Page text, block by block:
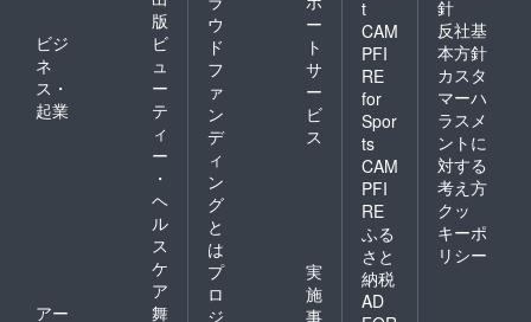
版
ビジ
ネ
ス・
起業
ビ
ュ
ー
テ
ィ
ー
・
ヘ
ル
ス
ケ
ア
アー
舞
ウ
ド
フ
ァ
ン
デ
ィ
ン
グ
と
は
ー
ト
サ
ー
ビ
ス
プ
ロ
ジ
実
施
事
t
CAM
PFI
RE
for
Spor
ts
CAM
PFI
RE
ふる
さと
納税
AD
針
反社基
本方針
カスタ
マーハ
ラスメ
ントに
対する
考え方
クッ
キーポ
リシー